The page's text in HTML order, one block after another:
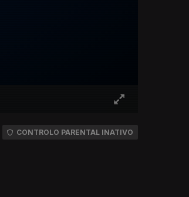
CONTROLO PARENTAL INATIVO